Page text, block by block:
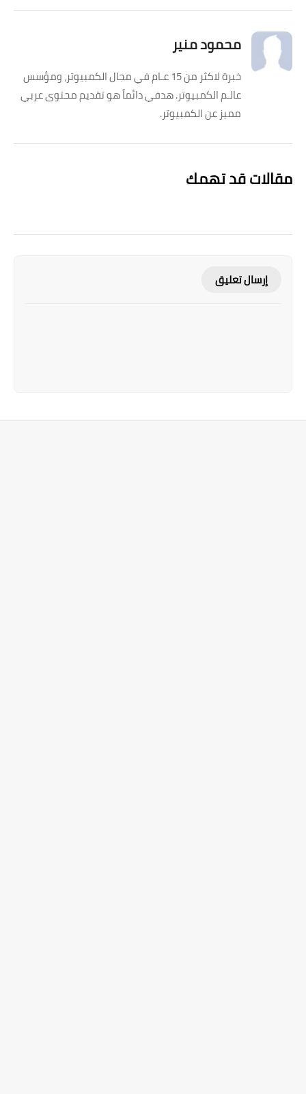
محمود منير
خبرة لاكثر من 15 عـام في مجال الكمبيوتر، ومؤسس
عالـم الكمبيوتر. هدفي دائماً هو تقديم محتوى عربي
مميز عن الكمبيوتر.
مقالات قد تهمك
إرسال تعليق